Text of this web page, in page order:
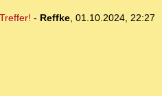
- Reffke, 01.10.2024, 22:27